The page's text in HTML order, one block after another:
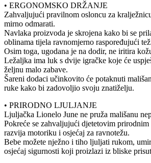
• ERGONOMSKO DRŽANJE
Zahvaljujući pravilnom osloncu za
mirno odmarati.
Navlaka proizvoda je skrojena kako bi se
oblinama tijela ravnomjerno raspoređujući
Osim toga, ugodana je na dodir, ne iritira
Ležaljka ima luk s dvije igračke koje će
željnu malo zabave.
Šareni dodaci učinkovito će potaknuti
ruke kako bi zadovoljio svoju znatiželju.
• PRIRODNO LJULJANJE
Ljuljačka Lionelo June ne pruža mališanu
Pokreće se zahvaljujući djetetovim prirodnim
razvija motoriku i osjećaj za ravnotežu.
Bebe možete nježno i tiho ljuljati rukom,
osjećaj sigurnosti koji proizlazi iz bliske